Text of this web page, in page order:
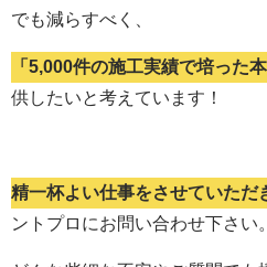
でも減らすべく、
「5,000件の施工実績で培った
供したいと考えています！
精一杯よい仕事をさせていただ
ントプロにお問い合わせ下さい。